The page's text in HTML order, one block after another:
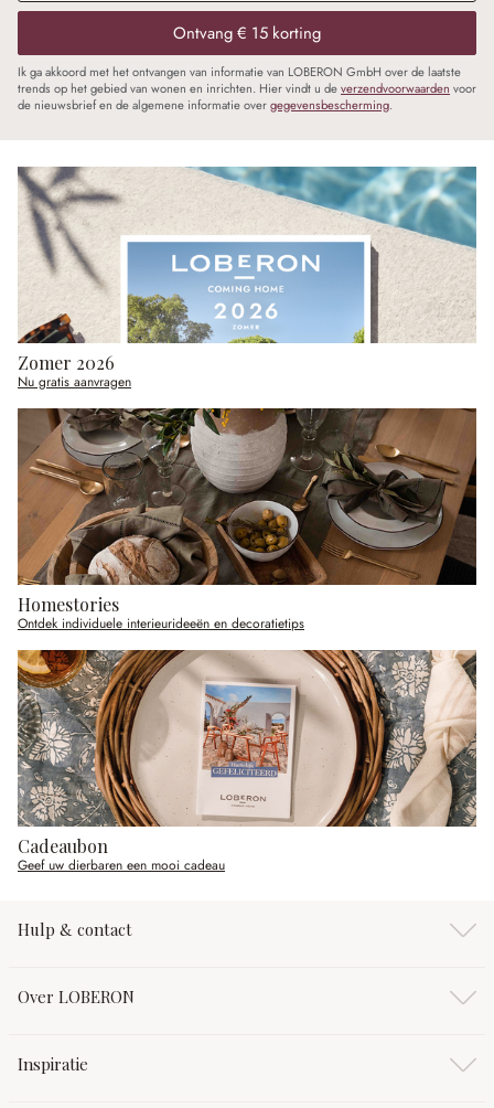
Ontvang € 15 korting
Ik ga akkoord met het ontvangen van informatie van LOBERON GmbH over de laatste
trends op het gebied van wonen en inrichten. Hier vindt u deverzendvoorwaarden voor
de nieuwsbrief en de algemene informatie overgegevensbescherming.
Zomer 2026
Nu gratis aanvragen
Homestories
Ontdek individuele interieurideeën en decoratietips
Cadeaubon
Geef uw dierbaren een mooi cadeau
Hulp & contact
Over LOBERON
Inspiratie